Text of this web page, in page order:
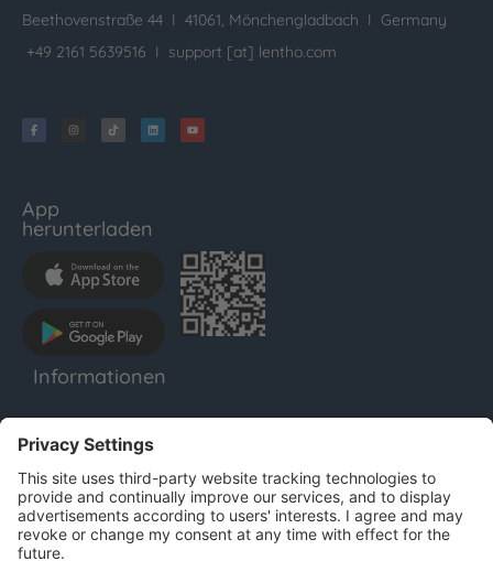
Beethovenstraße 44 I 41061, Mönchengladbach I Germany
+49 2161 5639516 I support [at] lentho.com
App
herunterladen
Informationen
LENTHO
Impressum
Datenschutz
AGB